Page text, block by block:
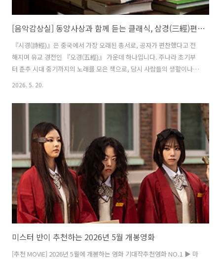
[음악감상실] 동양사상과 함께 듣는 클래식, 삼경(三經)편 시경, 서경, 역경
『시경(詩經)』은 중국에서 가장 오래된 총서로, 공자가 편찬했다고 전
해지며 유교 경전인 『오경(五經)』 가운데 하나입니다. 주나라 초기부
터 춘추 시대 중기까지의 노래를 모은 책으로, 당시 사람들의 생활이나
감정, 사회상을 잘 보여줍니다. 시경의 구성은 내용과 용도에 따라 세 부
부르면서 정치를 비판하거나 신하들의 충언 또는 사회의 도덕과 질서를
노래한 소아(小雅) 74편, 왕조의 역사와 군주들의 덕과 치적을 다루어 이
념적이며 교훈적 성격의 대아(大雅) 31편, 종묘 제사나 제례음악을 다루
는 의식용 노래를 모아 놓은 송(頌) 40편으로 구성되어 있습니다. 현대에
도 일상생활에 교훈적인 구절로 쓰이는 ‘절차탁마(切磋琢磨)’, ‘타산지
석..
2026. 5. 20.
미스터 반이 추천하는 2026년 5월 개봉영화
[추천 MOVIE] 2026년 5월에 개봉하는 영화 기대작추천영화 NO.1 ▶ 마